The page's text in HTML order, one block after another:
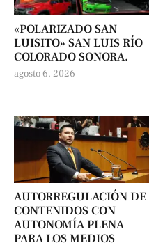
«POLARIZADO SAN
LUISITO» SAN LUIS RÍO
COLORADO SONORA.
agosto 6, 2026
AUTORREGULACIÓN DE
CONTENIDOS CON
AUTONOMÍA PLENA
PARA LOS MEDIOS